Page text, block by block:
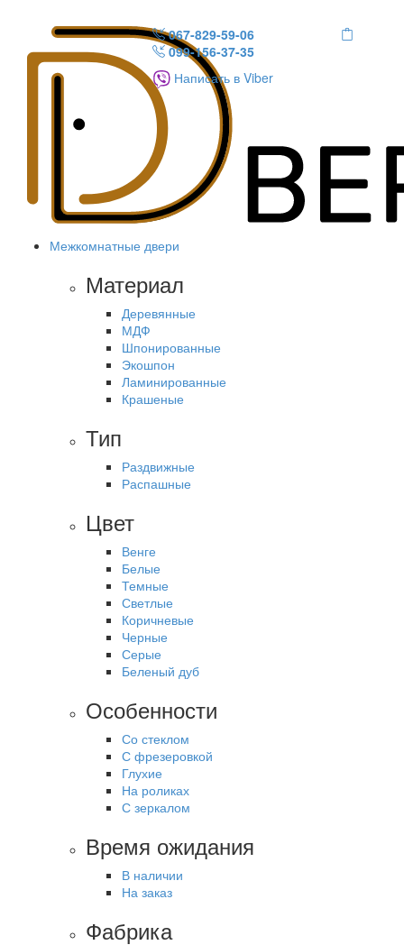
067-829-59-06
099-156-37-35
Написать в Viber
Межкомнатные двери
Материал
Деревянные
МДФ
Шпонированные
Экошпон
Ламинированные
Крашеные
Тип
Раздвижные
Распашные
Цвет
Венге
Белые
Темные
Светлые
Коричневые
Черные
Серые
Беленый дуб
Особенности
Со стеклом
С фрезеровкой
Глухие
На роликах
С зеркалом
Время ожидания
В наличии
На заказ
Фабрика